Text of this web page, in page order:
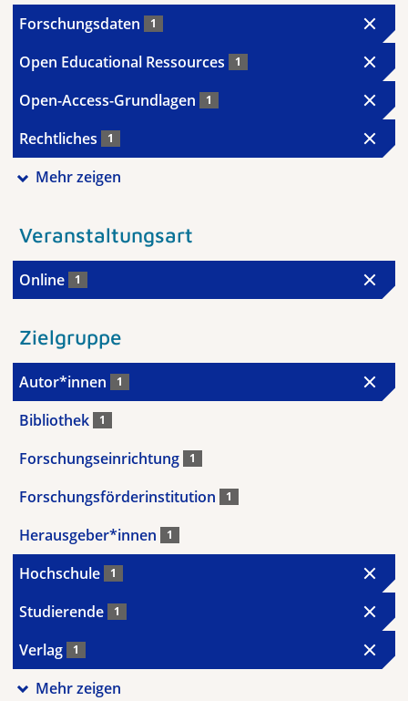
Forschungsdaten 1
Open Educational Ressources 1
Open-Access-Grundlagen 1
Rechtliches 1
Mehr zeigen
Veranstaltungsart
Online 1
Zielgruppe
Autor*innen 1
Bibliothek 1
Forschungseinrichtung 1
Forschungsförderinstitution 1
Herausgeber*innen 1
Hochschule 1
Studierende 1
Verlag 1
Mehr zeigen